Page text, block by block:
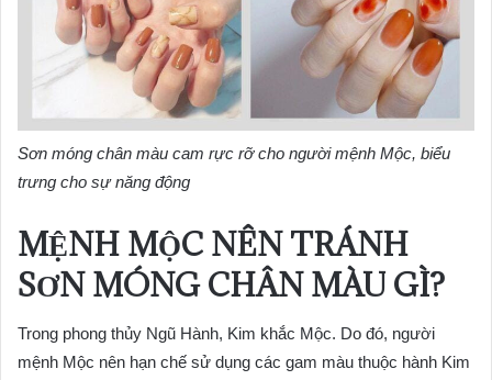
Sơn móng chân màu cam rực rỡ cho người mệnh Mộc, biểu
trưng cho sự năng động
MỆNH MỘC NÊN TRÁNH
SƠN MÓNG CHÂN MÀU GÌ?
Trong phong thủy Ngũ Hành, Kim khắc Mộc. Do đó, người
mệnh Mộc nên hạn chế sử dụng các gam màu thuộc hành Kim